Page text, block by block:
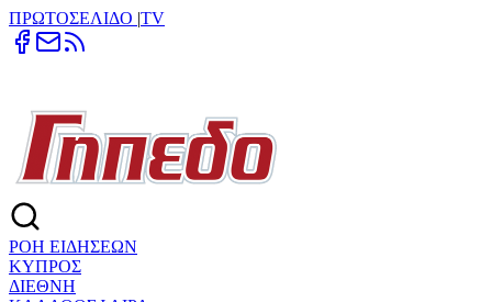
ΠΡΩΤΟΣΕΛΙΔΟ |TV
ΡΟΗ ΕΙΔΗΣΕΩΝ
ΚΥΠΡΟΣ
ΔΙΕΘΝΗ